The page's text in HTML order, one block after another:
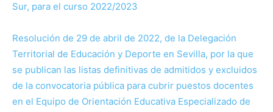
Sur, para el curso 2022/2023
Resolución de 29 de abril de 2022, de la Delegación
Territorial de Educación y Deporte en Sevilla, por la que
se publican las listas definitivas de admitidos y excluidos
de la convocatoria pública para cubrir puestos docentes
en el Equipo de Orientación Educativa Especializado de